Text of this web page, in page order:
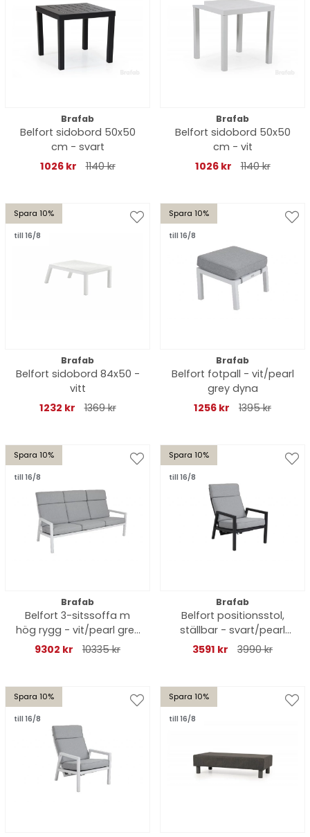
Brafab
Belfort sidobord 50x50
cm - svart
1026 kr
1140 kr
Brafab
Belfort sidobord 50x50
cm - vit
1026 kr
1140 kr
Spara 10%
till 16/8
Brafab
Belfort sidobord 84x50 -
vitt
1232 kr
1369 kr
Spara 10%
till 16/8
Brafab
Belfort fotpall - vit/pearl
grey dyna
1256 kr
1395 kr
Spara 10%
till 16/8
Brafab
Belfort 3-sitssoffa m
hög rygg - vit/pearl grey
dyna
9302 kr 10335 kr
Spara 10%
till 16/8
Brafab
Belfort positionsstol,
ställbar - svart/pearl
grey dyna
3591 kr 3990 kr
Spara 10%
till 16/8
Spara 10%
till 16/8